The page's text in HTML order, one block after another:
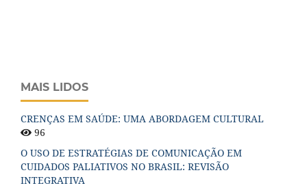
MAIS LIDOS
CRENÇAS EM SAÚDE: UMA ABORDAGEM CULTURAL
96
O USO DE ESTRATÉGIAS DE COMUNICAÇÃO EM
CUIDADOS PALIATIVOS NO BRASIL: REVISÃO
INTEGRATIVA